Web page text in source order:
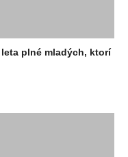
plné mladých, ktorí